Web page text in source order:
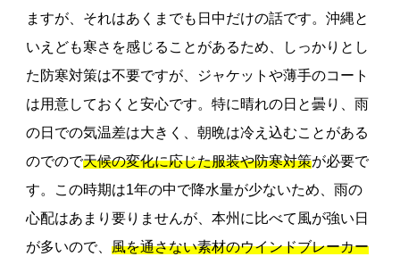
ますが、それはあくまでも日中だけの話です。沖縄と
いえども寒さを感じることがあるため、しっかりとし
た防寒対策は不要ですが、ジャケットや薄手のコート
は用意しておくと安心です。特に晴れの日と曇り、雨
の日での気温差は大きく、朝晩は冷え込むことがある
のでので天候の変化に応じた服装や防寒対策が必要で
す。この時期は1年の中で降水量が少ないため、雨の
心配はあまり要りませんが、本州に比べて風が強い日
が多いので、風を通さない素材のウインドブレーカー